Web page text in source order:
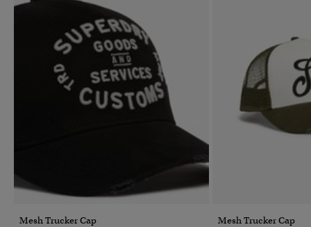
Mesh Trucker Cap Mesh Trucker Cap